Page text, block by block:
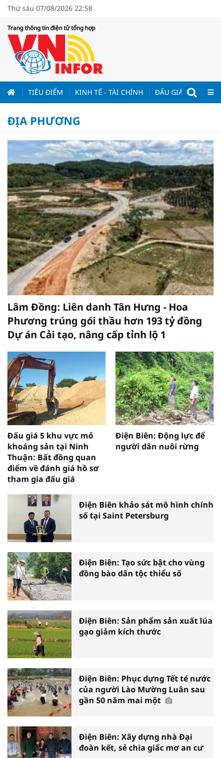
Thứ sáu 07/08/2026 22:58
Trang thông tin điện tử tổng hợp
TIÊU ĐIỂM KINH TẾ - TÀI CHÍNH ĐẤU GIÁ - ĐẤU
ĐỊA PHƯƠNG
Lâm Đồng: Liên danh Tân Hưng - Hoa
Phương trúng gói thầu hơn 193 tỷ đồng
Dự án Cải tạo, nâng cấp tỉnh lộ 1
Đấu giá 5 khu vực mỏ
khoáng sản tại Ninh
Thuận: Bất đồng quan
điểm về đánh giá hồ sơ
tham gia đấu giá
Điện Biên: Động lực để
người dân nuôi rừng
Điện Biên khảo sát mô hình chính
số tại Saint Petersburg
Điện Biên: Tạo sức bật cho vùng
đồng bào dân tộc thiểu số
Điện Biên: Sản phẩm sản xuất lúa
gạo giảm kích thước
Điện Biên: Phục dựng Tết té nước
của người Lào Mường Luân sau
gần 50 năm mai một
Điện Biên: Xây dựng nhà Đại
đoàn kết, sẻ chia giấc mơ an cư